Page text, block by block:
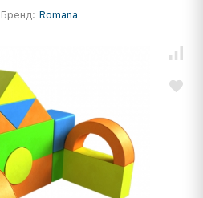
Бренд: Romana